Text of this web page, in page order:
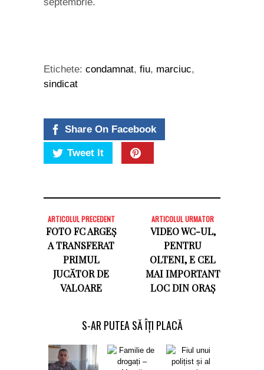
Etichete: condamnat, fiu, marciuc,
sindicat
Share On Facebook
Tweet It
ARTICOLUL PRECEDENT
FOTO FC ARGEȘ
A TRANSFERAT
PRIMUL
JUCĂTOR DE
VALOARE
ARTICOLUL URMATOR
VIDEO WC-UL,
PENTRU
OLTENI, E CEL
MAI IMPORTANT
LOC DIN ORAȘ
S-AR PUTEA SĂ ÎȚI PLACĂ